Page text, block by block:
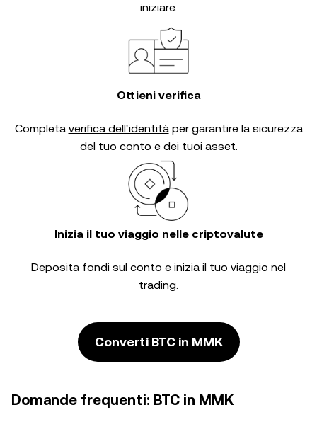
iniziare.
Ottieni verifica
Completa verifica dell'identitàper garantire la sicurezza
del tuo conto e dei tuoi asset.
Inizia il tuo viaggio nelle criptovalute
Deposita fondi sul conto e inizia il tuo viaggio nel
trading.
Converti BTC in MMK
Domande frequenti: BTC in MMK